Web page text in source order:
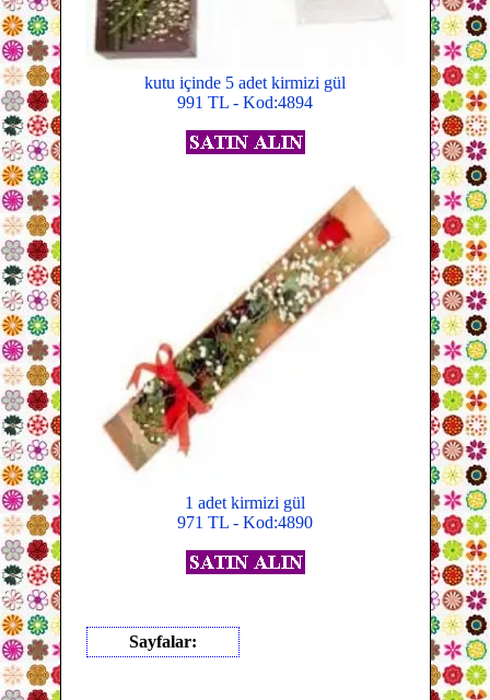
kutu içinde 5 adet kirmizi gül
991 TL - Kod:4894
1 adet kirmizi gül
971 TL - Kod:4890
Sayfalar: